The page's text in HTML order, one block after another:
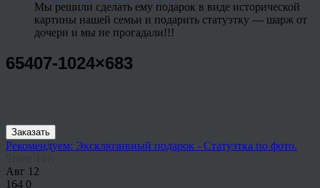
Мы решили сделать ему подарок в виде исторической
картины нашей семьи и подарить статуэтку — шарж от
дочери и мы не прогадали!!!
65407-1024×683
Заказать
Рекомендуем: Эксклюзивный подарок - Статуэтка по фото.
Авг 12
164 0